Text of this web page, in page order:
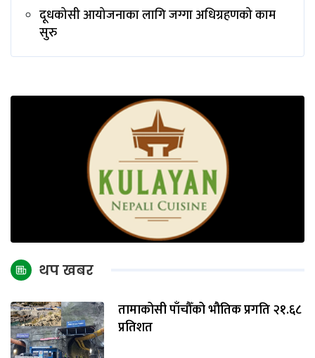
दूधकोसी आयोजनाका लागि जग्गा अधिग्रहणको काम
सुरु
थप खबर
तामाकोसी पाँचौँको भौतिक प्रगति २१.६८
प्रतिशत